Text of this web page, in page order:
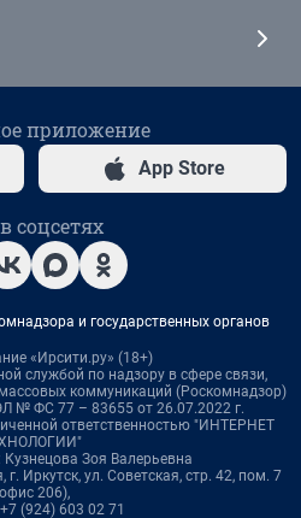
приложение
App Store
соцсетях
и государственных органов
«Ирсити.ру» (18+)
службой по надзору в сфере связи,
коммуникаций (Роскомнадзор)
№ ФС 77 – 83655 от 26.07.2022 г.
ответственностью "ИНТЕРНЕТ
Кузнецова Зоя Валерьевна
Иркутск, ул. Советская, стр. 42, пом. 7
206),
(924) 603 02 71